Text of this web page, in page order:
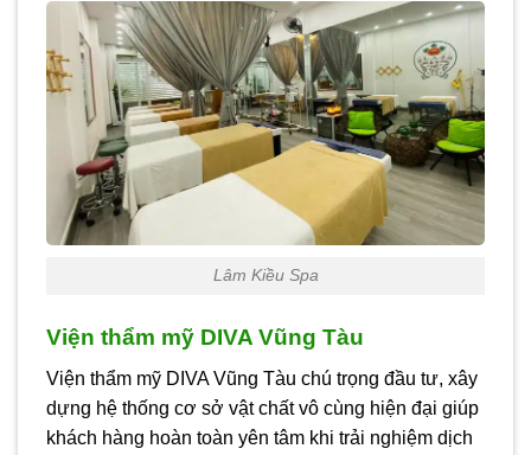
Lâm Kiều Spa
Viện thẩm mỹ DIVA Vũng Tàu
Viện thẩm mỹ DIVA Vũng Tàu chú trọng đầu tư, xây
dựng hệ thống cơ sở vật chất vô cùng hiện đại giúp
khách hàng hoàn toàn yên tâm khi trải nghiệm dịch